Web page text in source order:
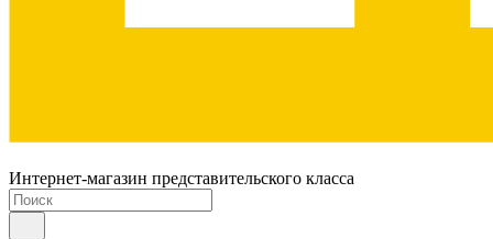
Интернет-магазин представительского класса